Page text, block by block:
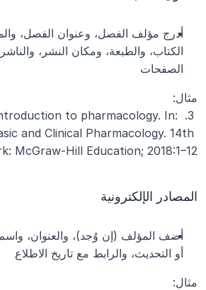
الصفحات
مثال:
Introduction to pharmacology. In:
and Clinical Pharmacology. 14th
McGraw-Hill Education; 2018:1–12.
المصادر الإلكترونية
أو التحديث، والرابط مع تاريخ الاطلاع
مثال: